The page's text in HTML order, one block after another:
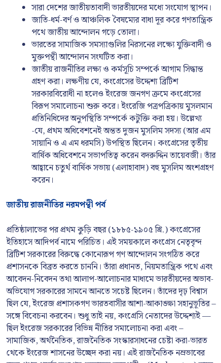
সারা দেশের জাতীয়তাবাদী ভারতীয়দের মধ্যে সংযোগ স্থাপন।
জাতি-ধর্ম-বর্ণ ও আঞ্চলিক বৈষম্যের বাধা দূর করে গণতান্ত্রিক
পথে জাতীয় আন্দোলন গড়ে তোলা।
ভারতের সামাজিক সমস্যাগুলির নিরসনের লক্ষ্যে যুক্তিবাদী ও
মুক্তপন্থী আন্দোলন সংঘটিত করা।
জাতীয় রাজনীতির লক্ষ্য ও কর্মসূচি সম্পর্কে আগাম সিদ্ধান্ত
গ্রহণ করা। লক্ষণীয় যে, কংগ্রেসের উদ্দেশ্য ব্রিটিশ
সরকারবিরোধী না হলেও ইংরেজ জনগণ ক্রমে কংগ্রেসের
বিরূপ সমালোচনা শুরু করে। ইংরেজি পত্রপত্রিকায় মুসলমান
প্রতিনিধিদের অনুপস্থিতি সম্পর্কে কটুক্তি করা হয়। উল্লেখ্য
-যে, প্রথম অধিবেশনেই অন্তত দুজন মুসলিম সদস্য (আর এম
সায়ানি ও এ এম ধরমসি) উপস্থিত ছিলেন। কংগ্রেসের তৃতীয়
বার্ষিক অধিবেশনে সভাপতিত্ব করেন বদরুদ্দিন তায়েবজী। তাঁর
আহ্বানে চতুর্থ বার্ষিক সভায় (এলাহাবাদ) বহু মুসলিম অংশগ্রহণ
করেন।
জাতীয় রাজনীতির নরমপন্থী পর্ব
প্রতিষ্ঠালাভের পর প্রথম কুড়ি বছর (১৮৮৫-১৯০৫ খ্রি.) কংগ্রেসের
ইতিহাসে আদিপর্ব নামে পরিচিত। এই সময়কালে কংগ্রেস নেতৃবৃন্দ
ব্রিটিশ সরকারের বিরুদ্ধে কোনোরূপ গণ আন্দোলন সংগঠিত করে
প্রশাসনকে বিব্রত করতে চাননি। তাঁরা প্রধানত, নিয়মতান্ত্রিক পথে এবং
আবেদন-নিবেদন তথা আলাপ-আলোচনার মাধ্যমে ভারতীয়দের অভাব-
অভিযোগ সরকারের সামনে আনতে সচেষ্ট ছিলেন। তাঁদের দৃঢ় বিশ্বাস
ছিল যে, ইংরেজ প্রশাসকগণ ভারতবাসীর আশা-আকাঙ্ক্ষা সহানুভূতির –
সঙ্গে বিবেচনা করবেন। শুধু তাই নয়, কংগ্রেসি নেতাদের উদ্দেশ্যই —
ছিল ইংরেজ সরকারের বিভিন্ন নীতির সমালোচনা করা এবং –
সামাজিক, অর্থনৈতিক, রাজনৈতিক সংস্কারসাধনের চেষ্টা করা-ভারত
থেকে ইংরেজ শাসনের উচ্ছেদ করা নয়। এই রাজনৈতিক নম্রভাবের